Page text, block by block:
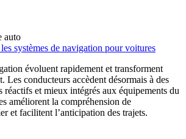
auto
systèmes de navigation pour voitures
évoluent rapidement et transforment
Les conducteurs accèdent désormais à des
réactifs et mieux intégrés aux équipements du
améliorent la compréhension de
et facilitent l’anticipation des trajets.